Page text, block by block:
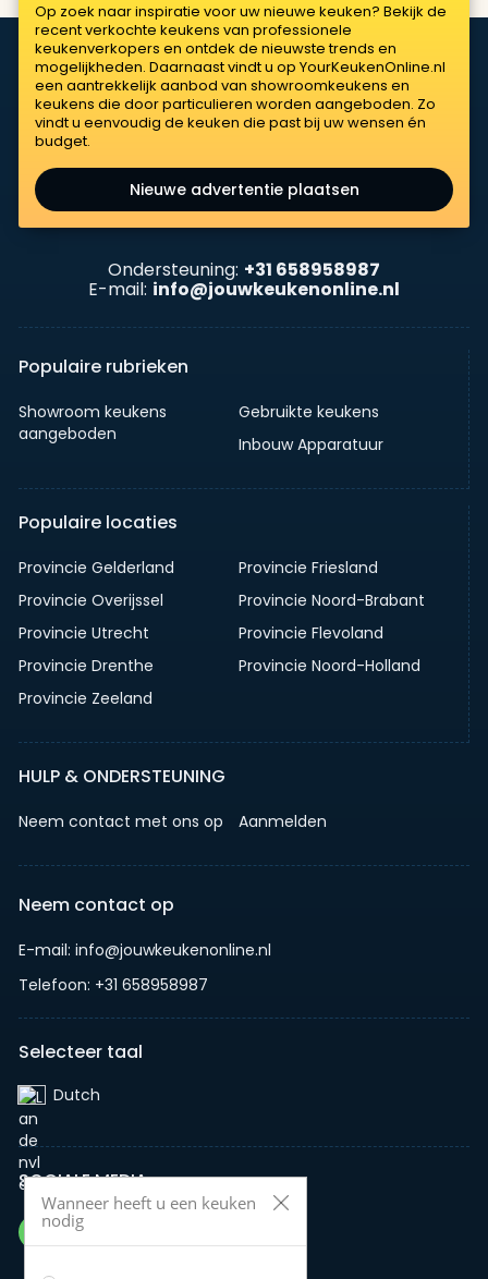
Op zoek naar inspiratie voor uw nieuwe keuken? Bekijk de
recent verkochte keukens van professionele
keukenverkopers en ontdek de nieuwste trends en
mogelijkheden. Daarnaast vindt u op YourKeukenOnline.nl
een aantrekkelijk aanbod van showroomkeukens en
keukens die door particulieren worden aangeboden. Zo
vindt u eenvoudig de keuken die past bij uw wensen én
budget.
Nieuwe advertentie plaatsen
Ondersteuning: +31 658958987
E-mail: info@jouwkeukenonline.nl
Populaire rubrieken
Showroom keukens
aangeboden
Gebruikte keukens
Inbouw Apparatuur
Populaire locaties
Provincie Gelderland
Provincie Friesland
Provincie Overijssel
Provincie Noord-Brabant
Provincie Utrecht
Provincie Flevoland
Provincie Drenthe
Provincie Noord-Holland
Provincie Zeeland
HULP & ONDERSTEUNING
Neem contact met ons op Aanmelden
Neem contact op
E-mail: info@jouwkeukenonline.nl
Telefoon: +31 658958987
Selecteer taal
Dutch‎
SOCIALE MEDIA
Wanneer heeft u een keuken
nodig